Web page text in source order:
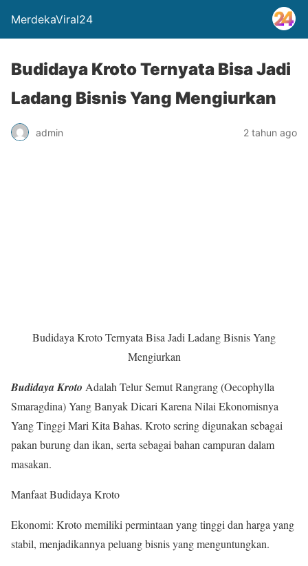
MerdekaViral24
Budidaya Kroto Ternyata Bisa Jadi
Ladang Bisnis Yang Mengiurkan
admin 2 tahun ago
Budidaya Kroto Ternyata Bisa Jadi Ladang Bisnis Yang
Mengiurkan
Budidaya Kroto Adalah Telur Semut Rangrang (Oecophylla
Smaragdina) Yang Banyak Dicari Karena Nilai Ekonomisnya
Yang Tinggi Mari Kita Bahas. Kroto sering digunakan sebagai
pakan burung dan ikan, serta sebagai bahan campuran dalam
masakan.
Manfaat Budidaya Kroto
Ekonomi: Kroto memiliki permintaan yang tinggi dan harga yang
stabil, menjadikannya peluang bisnis yang menguntungkan.